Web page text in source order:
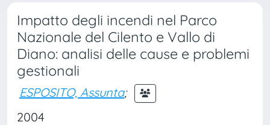
Impatto degli incendi nel Parco
Nazionale del Cilento e Vallo di
Diano: analisi delle cause e problemi
gestionali
ESPOSITO, Assunta;
2004